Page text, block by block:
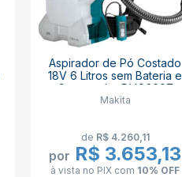
Aspirador de Pó Costado
18V 6 Litros sem Bateria e
Carregador DVC660Z
MAKITA
Makita
de R$ 4.260,11
por R$ 3.653,13
à vista no PIX com 10% OFF